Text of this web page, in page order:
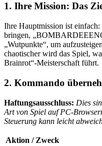
1. Ihre Mission: Das
Ihre Hauptmission ist
bringen,
„Wutpunkte“, um
chaotischer wird das Spiel,
Brainrot“-Meisterschaft führt.
2. Kommando
Haftungsausschluss: Dies
Art von Spiel auf PC-
Steuerung kann leicht
Aktion / Zweck